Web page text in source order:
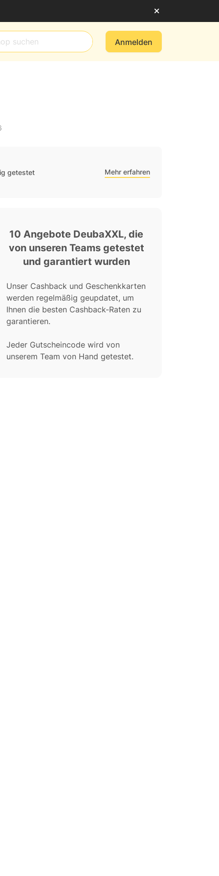
Anmelden
getestet Mehr erfahren
10 Angebote DeubaXXL, die
von unseren Teams getestet
und garantiert wurden
Unser Cashback und Geschenkkarten
werden regelmäßig geupdatet, um
Ihnen die besten Cashback-Raten zu
garantieren.
Jeder Gutscheincode wird von
unserem Team von Hand getestet.